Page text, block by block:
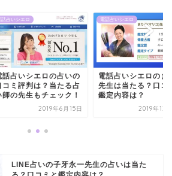
話占いシエロ
話占いシエロのまり子
生は当たる？口コミと
定内容は？
2019年12月14日
電話占いシエロ
電話占いシエロの奈
先生の占いは当たる
コミと鑑定内容は？
2019年12
LINE占いの子牙永一先生の占いは当た